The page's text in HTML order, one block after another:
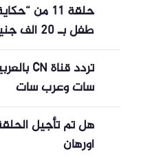
حلقة 11
طفل بـ 20 ألف جنيه
سات وعرب سات
أورهان